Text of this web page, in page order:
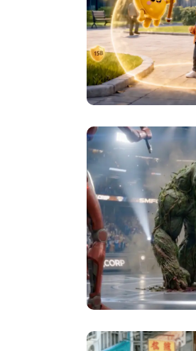
輝瑞 | 肺
3D 動
Super
| 終極
3D 動畫與吉祥物
劇及微電影